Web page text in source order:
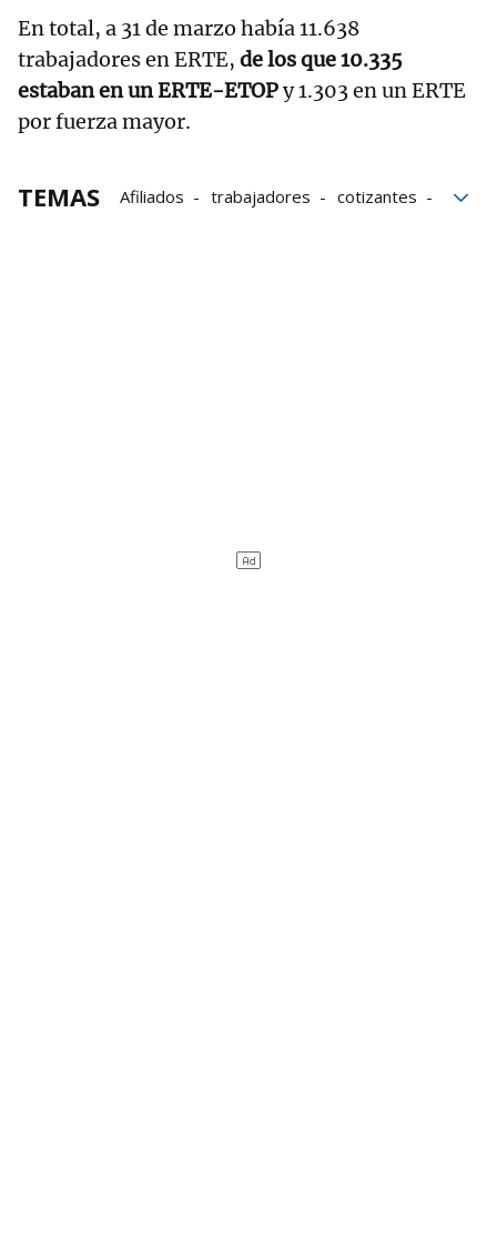
En total, a 31 de marzo había 11.638
trabajadores en ERTE, de los que 10.335
estaban en un ERTE-ETOPy 1.303 en un ERTE
por fuerza mayor.
TEMAS Afiliados trabajadores
cotizantes